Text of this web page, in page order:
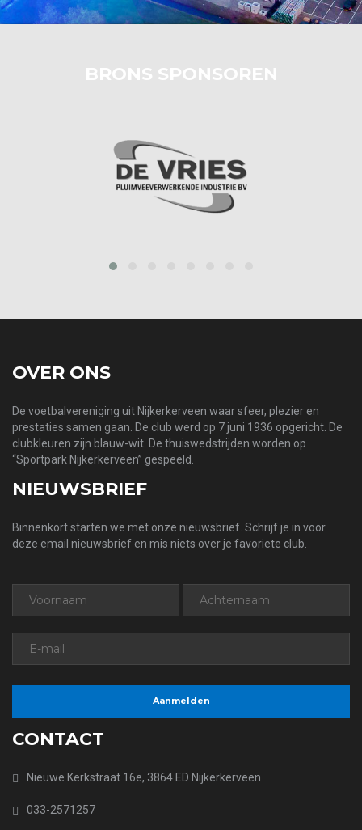
BRONS SPONSOREN
OVER ONS
De voetbalvereniging uit Nijkerkerveen waar sfeer, plezier en
prestaties samen gaan. De club werd op 7 juni 1936 opgericht. De
clubkleuren zijn blauw-wit. De thuiswedstrijden worden op
“Sportpark Nijkerkerveen” gespeeld.
NIEUWSBRIEF
Binnenkort starten we met onze nieuwsbrief. Schrijf je in voor
deze email nieuwsbrief en mis niets over je favoriete club.
CONTACT
Nieuwe Kerkstraat 16e, 3864 ED Nijkerkerveen
033-2571257